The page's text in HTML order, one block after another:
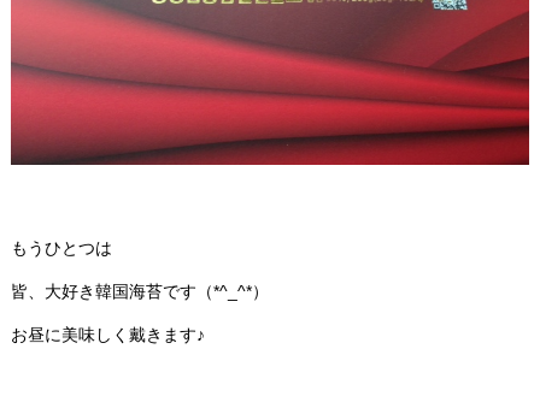
もうひとつは
皆、大好き韓国海苔です（*^_^*）
お昼に美味しく戴きます♪